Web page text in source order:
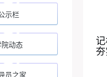
示栏
院动态
员之家
夯